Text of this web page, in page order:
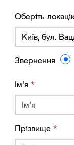
Оберіть
Київ, бул.
Звернення
Ім'я *
Прізвище *